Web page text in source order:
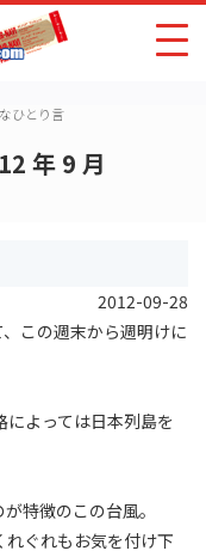
ひとり言
年 9 月
2012-09-28
この週末から週明けに
よっては日本列島を
特徴のこの台風。
ぐれもお気を付け下